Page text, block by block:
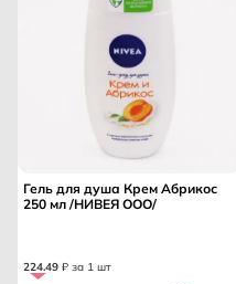
Гель для душа Крем Абрикос
250 мл /НИВЕЯ ООО/
224.49 ₽ за 1 шт